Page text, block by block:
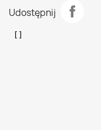
Udostępnij